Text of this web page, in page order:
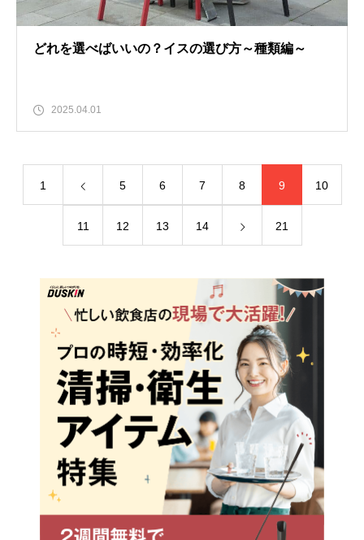
どれを選べばいいの？イスの選び方～種類編～
2025.04.01
1 5 6 7 8 9 10
11 12 13 14 21